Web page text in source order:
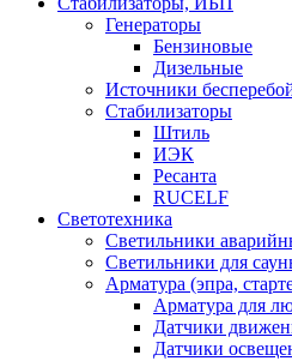
Генераторы
Бензиновые
Дизельные
Источники
Стабилизаторы
Штиль
ИЭК
Ресанта
RUCELF
Светотехника
Светильники
Светильники для
Арматура (эпра,
Арматура для
Датчики
Датчики